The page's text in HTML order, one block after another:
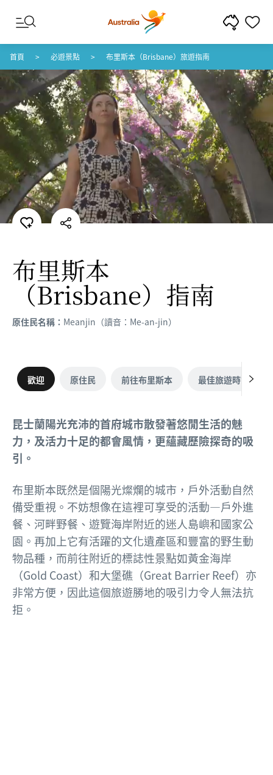
跳至內容
跳至頁尾導覽
首頁 必遊景點 布里斯本（Brisbane）旅遊指南
布里斯本
（Brisbane） 指南
原住民名稱： Meanjin（讀音：Me-an-jin）
歡迎 原住民 前往布里斯本 最佳旅遊時節
昆士蘭陽光充沛的首府城市散發著悠閒生活的魅
力，及活力十足的都會風情，更蘊藏歷險探奇的吸
引。
布里斯本既然是個陽光燦爛的城市，戶外活動自然
備受重視。不妨想像在這裡可享受的活動—戶外進
餐、河畔野餐、遊覽海岸附近的迷人島嶼和國家公
園。再加上它有活躍的文化遺產區和豐富的野生動
物品種，而前往附近的標誌性景點如黃金海岸
（Gold Coast）和大堡礁（Great Barrier Reef）亦
非常方便，因此這個旅遊勝地的吸引力令人無法抗
拒。